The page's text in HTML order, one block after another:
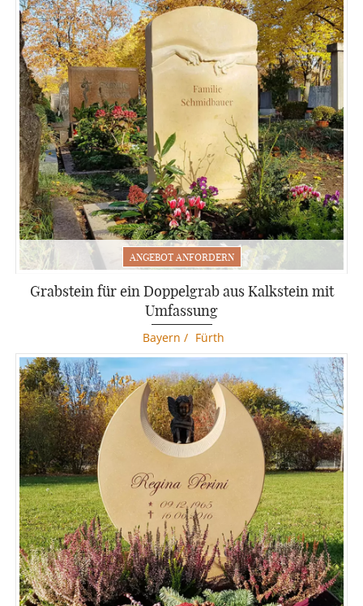
MICHELANGELO
GRABSTEIN MIT MICHELANGELO MOTIV
Komplettpreis mit Aufbau
4.450 €
ANGEBOT ANFORDERN
Grabstein für ein Doppelgrab aus Kalkstein mit
Umfassung
Bayern / Fürth